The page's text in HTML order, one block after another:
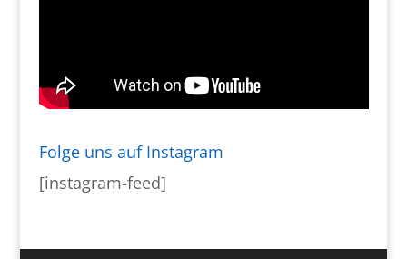
Folge uns auf Instagram
[instagram-feed]